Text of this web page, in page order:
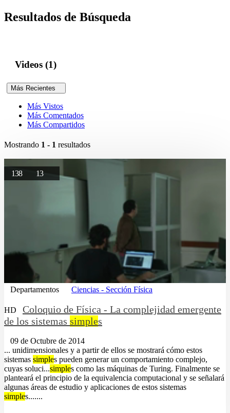
Resultados de Búsqueda
Videos (1)
Más Recientes
Más Vistos
Más Comentados
Más Compartidos
Mostrando 1 - 1 resultados
138 13
Departamentos Ciencias - Sección Física
HD
Coloquio de Física - La complejidad emergente
de los sistemas simples
09 de Octubre de 2014
... unidimensionales y a partir de ellos se mostrará cómo estos
sistemas simples pueden generar un comportamiento complejo,
cuyas soluci...simples como las máquinas de Turing. Finalmente se
planteará el principio de la equivalencia computacional y se señalará
algunas áreas de estudio y aplicaciones de estos sistemas
simples.......